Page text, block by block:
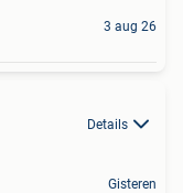
3 aug 26
Details
Gisteren